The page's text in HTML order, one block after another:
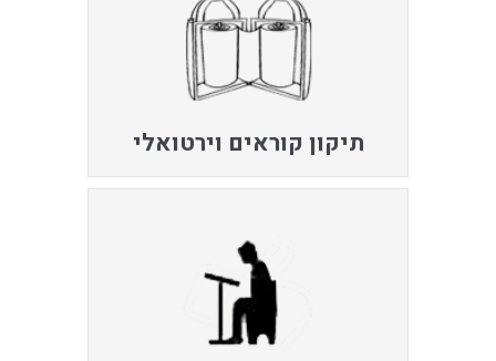
תיקון קוראים וירטואלי